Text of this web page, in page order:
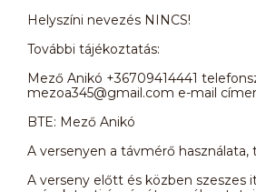
Helyszíni nevezés NINCS!
További tájékoztatás:
Mező Anikó +36709414441
mezoa345@gmail.com e-mail
BTE: Mező Anikó
A versenyen a távmérő használata,
A verseny előtt és közben szeszes